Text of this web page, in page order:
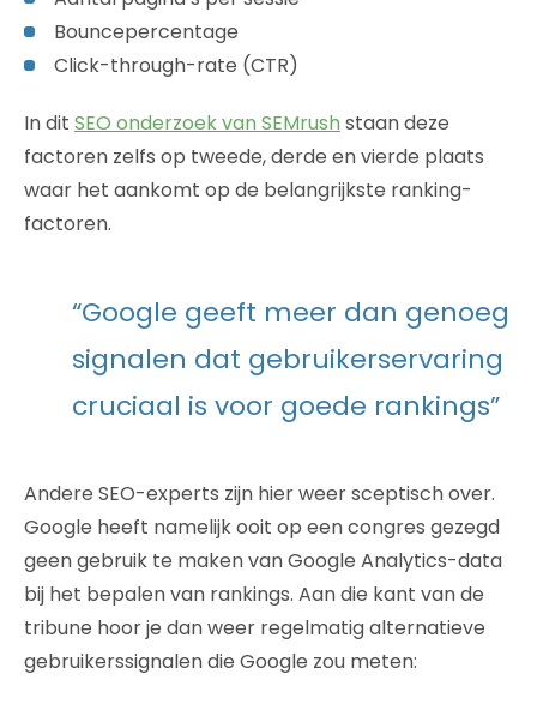
Bouncepercentage
Click-through-rate (CTR)
In dit SEO onderzoek van SEMrush staan deze
factoren zelfs op tweede, derde en vierde plaats
waar het aankomt op de belangrijkste ranking-
factoren.
“Google geeft meer dan genoeg
signalen dat gebruikerservaring
cruciaal is voor goede rankings”
Andere SEO-experts zijn hier weer sceptisch over.
Google heeft namelijk ooit op een congres gezegd
geen gebruik te maken van Google Analytics-data
bij het bepalen van rankings. Aan die kant van de
tribune hoor je dan weer regelmatig alternatieve
gebruikerssignalen die Google zou meten: